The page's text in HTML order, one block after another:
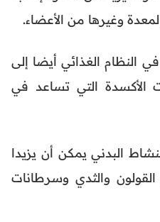
وغيرها من الأعضاء.
النظام الغذائي أيضا إلى
الأكسدة التي تساعد في
البدني يمكن أن يزيدا
والثدي وسرطانات